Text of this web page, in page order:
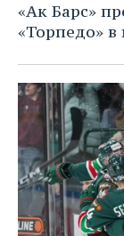
«Ак Барс»
«Торпедо»